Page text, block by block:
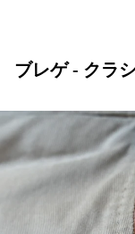
ブレゲ - クラ